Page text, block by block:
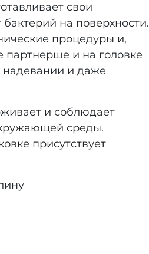
свои
на поверхности.
процедуры и,
партнерше и на головке
и даже
и соблюдает
среды.
присутствует